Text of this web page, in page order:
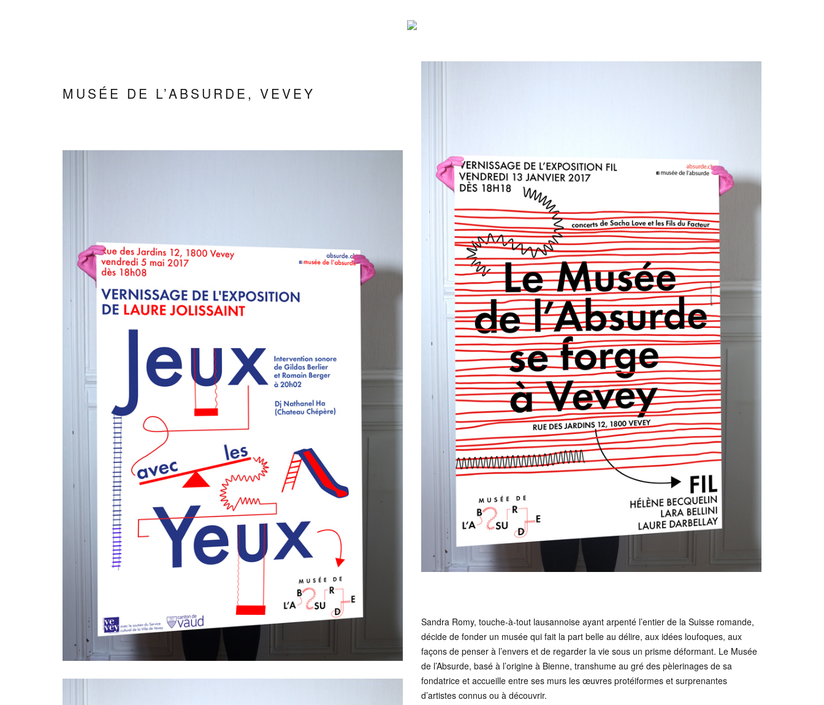
MUSÉE DE L’ABSURDE, VEVEY
Sandra Romy, touche-à-tout lausannoise ayant arpenté l’entier de la Suisse romande,
décide de fonder un musée qui fait la part belle au délire, aux idées loufoques, aux
façons de penser à l’envers et de regarder la vie sous un prisme déformant. Le Musée
de l’Absurde, basé à l’origine à Bienne, transhume au gré des pèlerinages de sa
fondatrice et accueille entre ses murs les œuvres protéiformes et surprenantes
d’artistes connus ou à découvrir.